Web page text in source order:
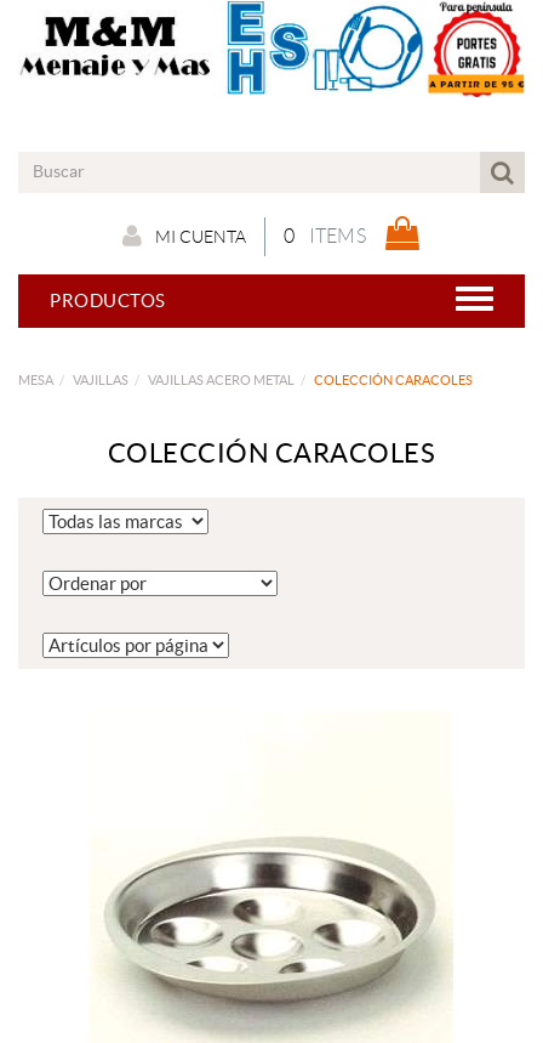
0 ITEMS
MI CUENTA
PRODUCTOS
MESA VAJILLAS VAJILLAS ACERO METAL COLECCIÓN CARACOLES
COLECCIÓN CARACOLES